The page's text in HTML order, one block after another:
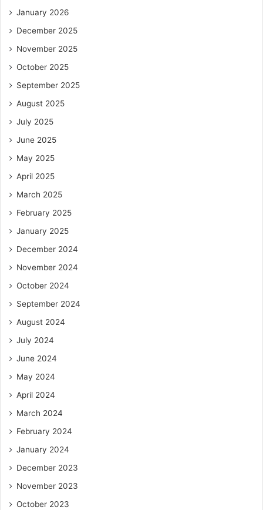
January 2026
December 2025
November 2025
October 2025
September 2025
August 2025
July 2025
June 2025
May 2025
April 2025
March 2025
February 2025
January 2025
December 2024
November 2024
October 2024
September 2024
August 2024
July 2024
June 2024
May 2024
April 2024
March 2024
February 2024
January 2024
December 2023
November 2023
October 2023